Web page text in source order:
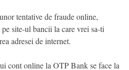
tentative de fraude online,
site-ul bancii la care vrei sa-ti
adresei de internet.
cont online la OTP Bank se face la